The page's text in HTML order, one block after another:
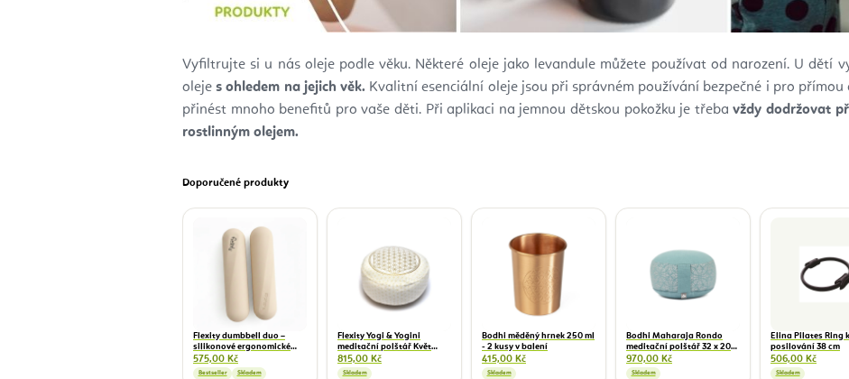
Vyfiltrujte si u nás oleje podle věku. Některé oleje jako levandule můžete používat od narození. U dětí
olejes ohledem na jejich věk. Kvalitní esenciální oleje jsou při správném používání bezpečné i pro přímou
přinést mnoho benefitů pro vaše děti. Při aplikaci na jemnou dětskou pokožku je třebavždy dodržovat
rostlinným olejem.
Doporučené produkty
Flexity dumbbell duo –
silikonové ergonomické
činky na pilates a funkční
trénink 1,5 kg
575,00 Kč
Bestseller Skladem
Flexity Yogi & Yogini
meditační polštář Květ
života 33 x 17 cm
815,00 Kč
Skladem
Bodhi měděný hrnek 250 ml
- 2 kusy v balení
415,00 Kč
Skladem
Bodhi Maharaja Rondo
meditační polštář 32 x 20
cm
970,00 Kč
Skladem
Elina Pilates Ring
posilování 38 cm
506,00 Kč
Skladem